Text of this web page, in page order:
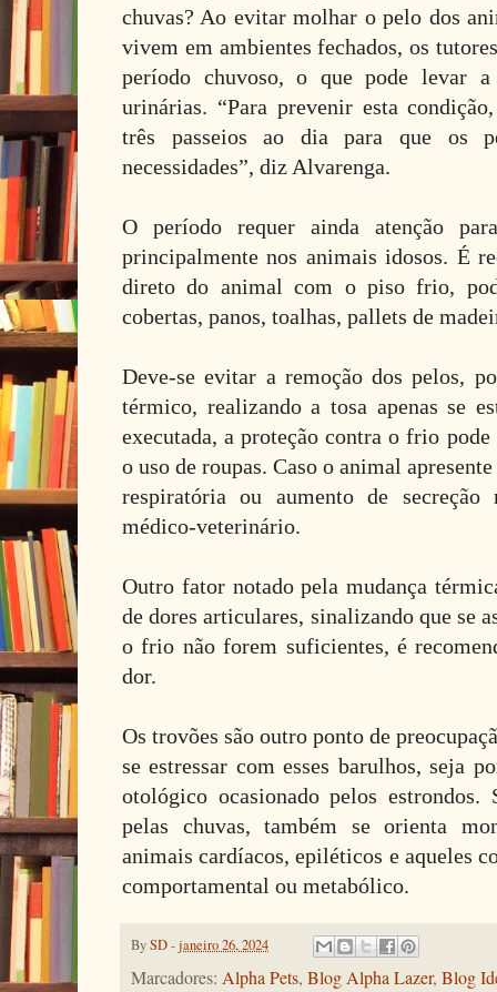
chuvas? Ao evitar molhar o pelo dos
vivem em ambientes fechados, os
período chuvoso, o que pode levar
urinárias. “Para prevenir esta
três passeios ao dia para que os
necessidades”, diz Alvarenga.
O período requer ainda atenção
principalmente nos animais idosos. É
direto do animal com o piso frio,
cobertas, panos, toalhas, pallets de
Deve-se evitar a remoção dos pelos,
térmico, realizando a tosa apenas se
executada, a proteção contra o frio
o uso de roupas. Caso o animal
respiratória ou aumento de secreção
médico-veterinário.
Outro fator notado pela mudança
de dores articulares, sinalizando que se
o frio não forem suficientes, é
dor.
Os trovões são outro ponto de
se estressar com esses barulhos, seja
otológico ocasionado pelos estrondos.
pelas chuvas, também se orienta
animais cardíacos, epiléticos e aqueles
comportamental ou metabólico.
BySD-janeiro 26, 2024
Marcadores: Alpha Pets, Blog Alpha Lazer, Blog